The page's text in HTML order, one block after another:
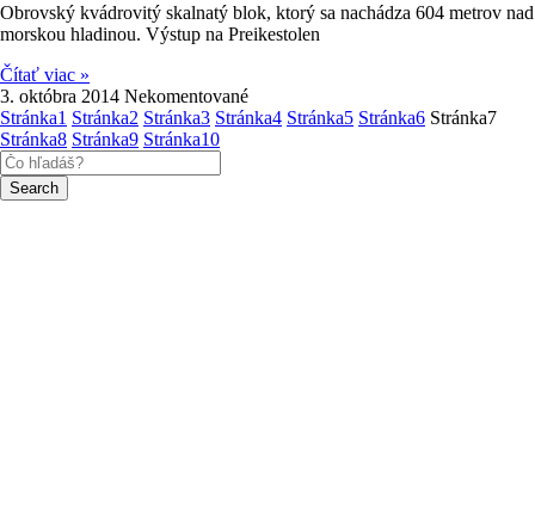
Obrovský kvádrovitý skalnatý blok, ktorý sa nachádza 604 metrov nad
morskou hladinou. Výstup na Preikestolen
Čítať viac »
3. októbra 2014 Nekomentované
Stránka1 Stránka2 Stránka3 Stránka4 Stránka5 Stránka6 Stránka7
Stránka8 Stránka9 Stránka10
Search